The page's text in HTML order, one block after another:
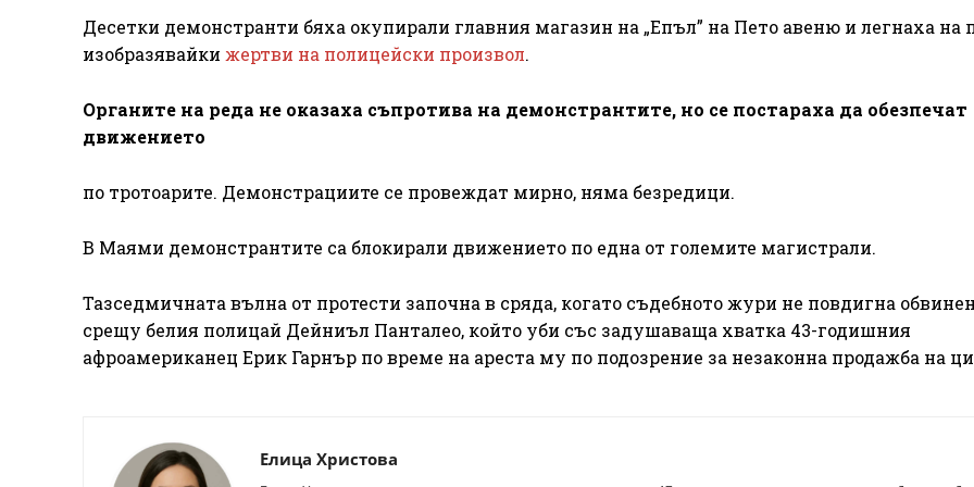
Десетки демонстранти бяха окупирали главния магазин на „Епъл” на Пето авеню и легнаха на
изобразявайки жертви на полицейски произвол.
Органите на реда не оказаха съпротива на демонстрантите, но се постараха да обезпечат
движението
по тротоарите. Демонстрациите се провеждат мирно, няма безредици.
В Маями демонстрантите са блокирали движението по една от големите магистрали.
Тазседмичната вълна от протести започна в сряда, когато съдебното жури не повдигна
срещу белия полицай Дейниъл Панталео, който уби със задушаваща хватка 43-годишния
афроамериканец Ерик Гарнър по време на ареста му по подозрение за незаконна продажба на
Елица Христова